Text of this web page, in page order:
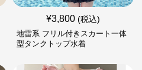
¥3,800 (税込)
地雷系 フリル付きスカート一体
型タンクトップ水着